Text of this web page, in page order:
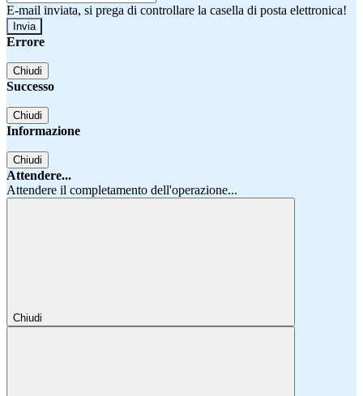
E-mail inviata, si prega di controllare la casella di posta elettronica!
Errore
Chiudi
Successo
Chiudi
Informazione
Chiudi
Attendere...
Attendere il completamento dell'operazione...
Chiudi